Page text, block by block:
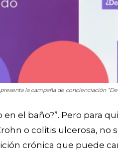
la campaña de concienciación
el baño?”. Pero para
o colitis ulcerosa, no
crónica que puede